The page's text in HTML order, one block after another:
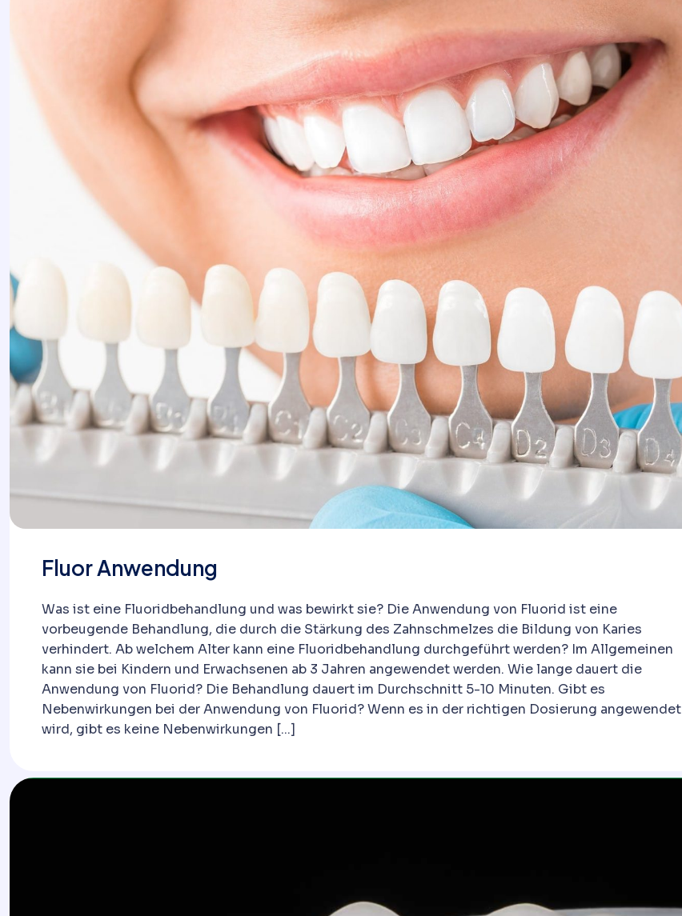
Fluor Anwendung
Was ist eine Fluoridbehandlung und was bewirkt sie? Die Anwendung von Fluorid ist eine
vorbeugende Behandlung, die durch die Stärkung des Zahnschmelzes die Bildung von Karies
verhindert. Ab welchem Alter kann eine Fluoridbehandlung durchgeführt werden? Im Allgemeinen
kann sie bei Kindern und Erwachsenen ab 3 Jahren angewendet werden. Wie lange dauert die
Anwendung von Fluorid? Die Behandlung dauert im Durchschnitt 5-10 Minuten. Gibt es
Nebenwirkungen bei der Anwendung von Fluorid? Wenn es in der richtigen Dosierung angewendet
wird, gibt es keine Nebenwirkungen [...]